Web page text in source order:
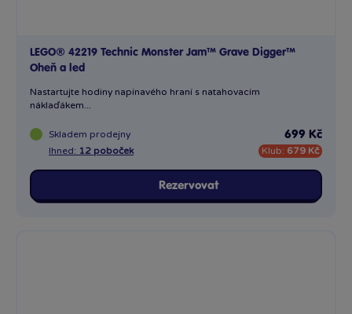
LEGO® 42219 Technic Monster Jam™ Grave Digger™
Oheň a led
Nastartujte hodiny napínavého hraní s natahovacím
náklaďákem...
Skladem prodejny
Ihned: 12 poboček
699 Kč
Klub: 679 Kč
Rezervovat